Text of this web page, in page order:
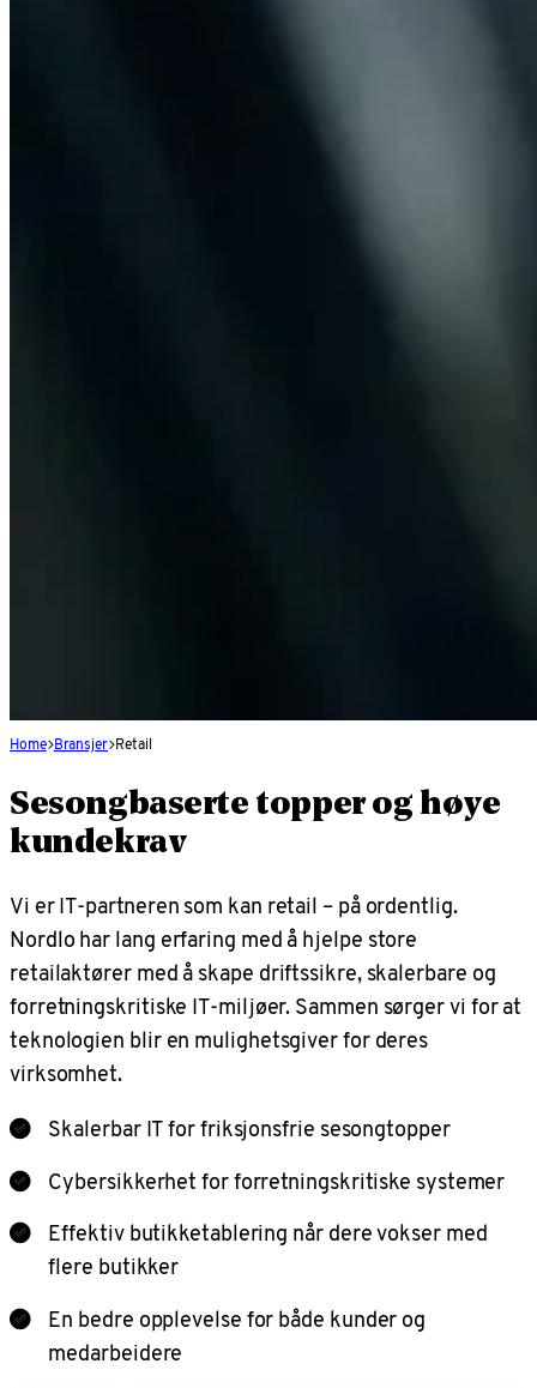
Home Bransjer Retail
Sesongbaserte topper og høye
kundekrav
Vi er IT-partneren som kan retail – på ordentlig.
Nordlo har lang erfaring med å hjelpe store
retailaktører med å skape driftssikre, skalerbare og
forretningskritiske IT-miljøer. Sammen sørger vi for at
teknologien blir en mulighetsgiver for deres
virksomhet.
Skalerbar IT for friksjonsfrie sesongtopper
Cybersikkerhet for forretningskritiske systemer
Effektiv butikketablering når dere vokser med
flere butikker
En bedre opplevelse for både kunder og
medarbeidere